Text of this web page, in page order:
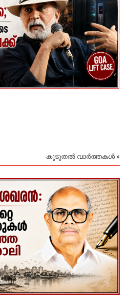
കൂടുതൽ വാർത്തകൾ »